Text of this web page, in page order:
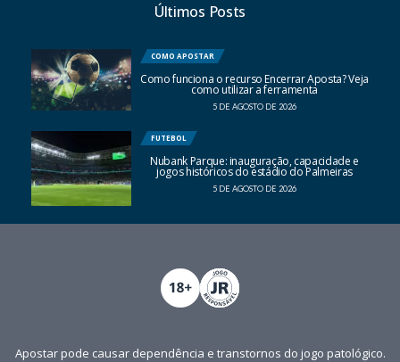
Últimos Posts
COMO APOSTAR
Como funciona o recurso Encerrar Aposta? Veja
como utilizar a ferramenta
5 DE AGOSTO DE 2026
FUTEBOL
Nubank Parque: inauguração, capacidade e
jogos históricos do estádio do Palmeiras
5 DE AGOSTO DE 2026
Apostar pode causar dependência e transtornos do jogo patológico.